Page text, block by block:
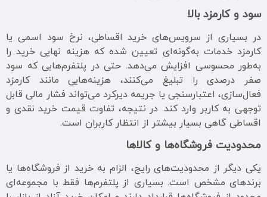
سود و کارمزد بالا
در بسیاری از سرویس‌های خرید اقساطی، نرخ سود اسمی یا
کارمزد خدمات به‌گونه‌ای تعیین شده که هزینه نهایی خرید را
به‌طور محسوسی افزایش می‌دهد. حتی در پلتفرم‌هایی که سود
صفر درصدی را تبلیغ می‌کنند، هزینه‌هایی مانند کارمزد
فعال‌سازی، اعتبارسنجی یا جریمه دیرکرد می‌تواند فشار مالی قابل
توجهی به کاربر وارد کند. در نتیجه، تفاوت قیمت خرید نقدی و
اقساطی گاهی بسیار بیشتر از انتظار کاربران است.
محدودیت فروشگاه‌ها و کالاها
یکی دیگر از محدودیت‌های رایج، الزام به خرید از فروشگاه‌ها یا
برندهای مشخص است. بسیاری از پلتفرم‌ها فقط با مجموعه‌ای